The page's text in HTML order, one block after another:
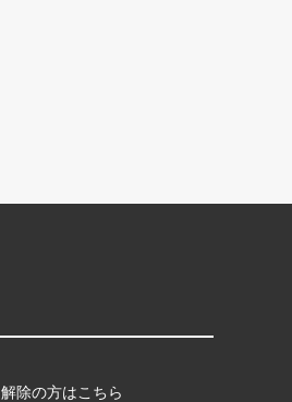
解除の方はこちら